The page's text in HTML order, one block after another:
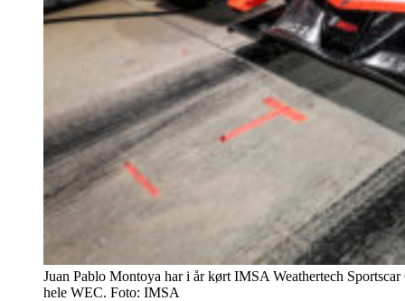
Juan Pablo Montoya har i år kørt IMSA Weathertech
hele WEC. Foto: IMSA